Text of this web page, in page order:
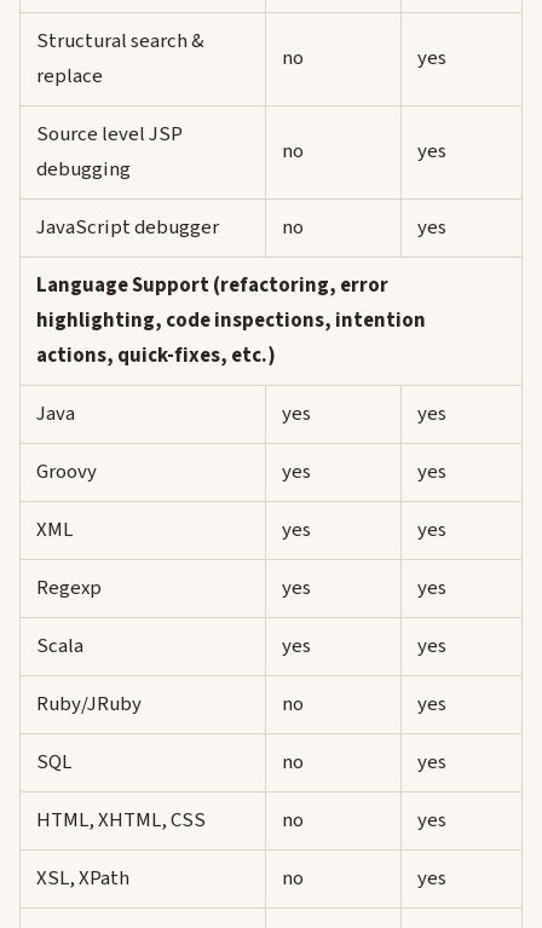
Structural search &
replace
no yes
Source level JSP
debugging
no yes
JavaScript debugger no
yes
Language Support (refactoring, error
highlighting, code inspections, intention
actions, quick-fixes, etc.)
Java
yes
yes
Groovy
yes
yes
XML
yes
yes
Regexp
yes
yes
Scala
yes
yes
Ruby/JRuby
no
yes
SQL
no
yes
HTML, XHTML, CSS
no
yes
XSL, XPath
no
yes